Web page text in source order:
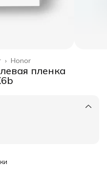
Honor
›
›
пленка